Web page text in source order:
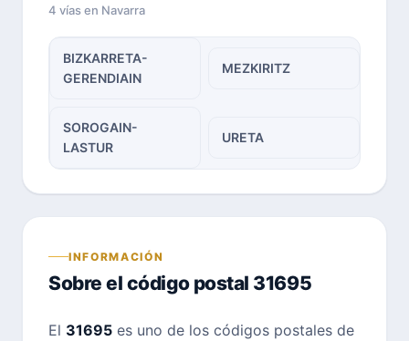
4 vías en Navarra
BIZKARRETA-
GERENDIAIN
MEZKIRITZ
SOROGAIN-
LASTUR
URETA
INFORMACIÓN
Sobre el código postal 31695
El 31695 es uno de los códigos postales de